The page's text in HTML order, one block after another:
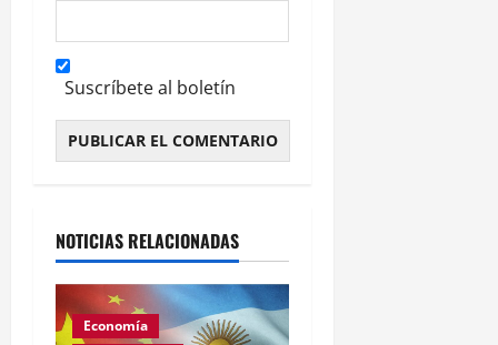
Suscríbete al boletín
NOTICIAS RELACIONADAS
Economía